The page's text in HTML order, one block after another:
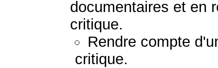
documentaires et en
critique.
Rendre compte
critique.